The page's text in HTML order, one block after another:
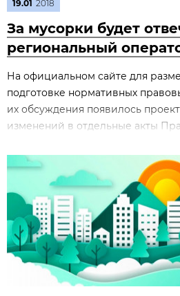
19.01 2018
За мусорки будет
региональный
На официальном сайте для
подготовке нормативных
их обсуждения появилось
изменений в отдельные акты